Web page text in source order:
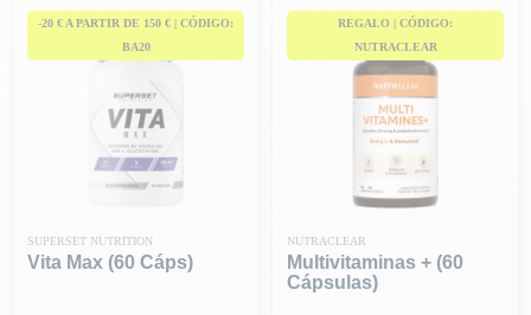
-20 € A PARTIR DE 150 € | CÓDIGO:
BA20
SUPERSET NUTRITION
Vita Max (60 Cáps)
REGALO | CÓDIGO:
NUTRACLEAR
NUTRACLEAR
Multivitaminas + (60
Cápsulas)